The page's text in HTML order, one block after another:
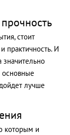
стоит
практичность. И
значительно
основные
лучше
которым и